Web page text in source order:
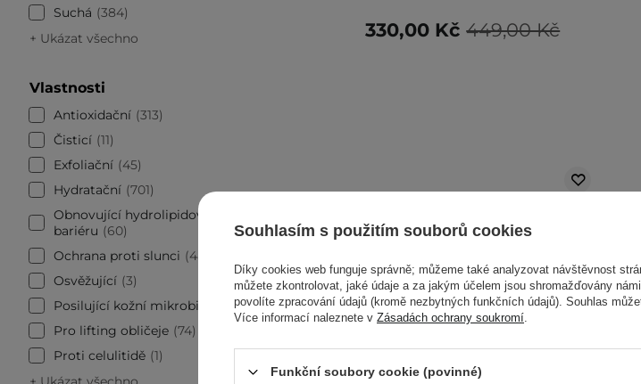
Suchá
384
+ Ukázat všechno
Vlastnosti
Antioxidační 313
Čisticí 11
Exfoliační
45
Hydratační 701
Obnovující hydrolipidovou
bariéru
60
Ochrana proti slunci
48
Osvěžující 3
Posilující kožní mikrobiom
26
Pro lifting obličeje 74
Proti celulitidě 1
449,00 Kč
330,00 Kč
Souhlasím s použitím souborů cookies
Díky cookies web funguje správně; můžeme také analyzovat návštěvnost
můžete zkontrolovat, jaké údaje a za jakým účelem jsou shromažďovány
povolíte zpracování údajů (kromě nezbytných funkčních údajů). Souhlas
Více informací naleznete v Zásadách ochrany soukromí.
Funkční soubory cookie (povinné)